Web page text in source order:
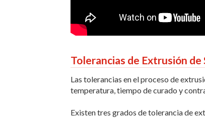
Tolerancias de Extrusión
Las tolerancias en el proceso de
temperatura, tiempo de curado y
Existen tres grados de tolerancia de